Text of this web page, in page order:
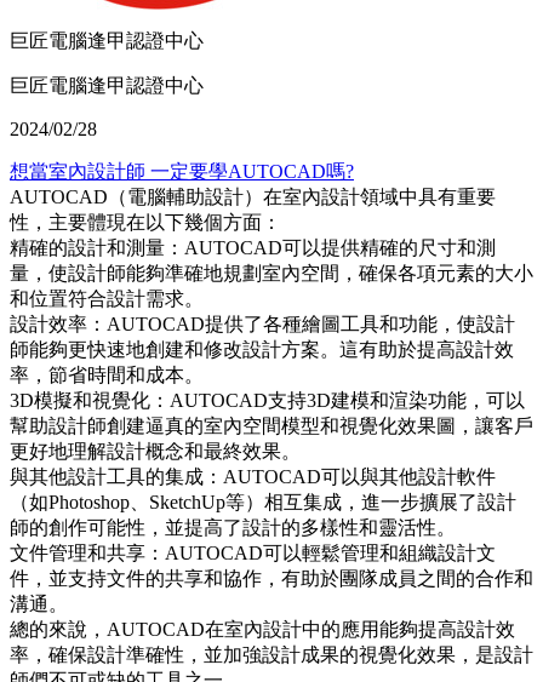
巨匠電腦逢甲認證中心
巨匠電腦逢甲認證中心
2024/02/28
想當室內設計師 一定要學AUTOCAD嗎?
AUTOCAD（電腦輔助設計）在室內設計領域中具有重要
性，主要體現在以下幾個方面：
精確的設計和測量：AUTOCAD可以提供精確的尺寸和測
量，使設計師能夠準確地規劃室內空間，確保各項元素的大小
和位置符合設計需求。
設計效率：AUTOCAD提供了各種繪圖工具和功能，使設計
師能夠更快速地創建和修改設計方案。這有助於提高設計效
率，節省時間和成本。
3D模擬和視覺化：AUTOCAD支持3D建模和渲染功能，可以
幫助設計師創建逼真的室內空間模型和視覺化效果圖，讓客戶
更好地理解設計概念和最終效果。
與其他設計工具的集成：AUTOCAD可以與其他設計軟件
（如Photoshop、SketchUp等）相互集成，進一步擴展了設計
師的創作可能性，並提高了設計的多樣性和靈活性。
文件管理和共享：AUTOCAD可以輕鬆管理和組織設計文
件，並支持文件的共享和協作，有助於團隊成員之間的合作和
溝通。
總的來說，AUTOCAD在室內設計中的應用能夠提高設計效
率，確保設計準確性，並加強設計成果的視覺化效果，是設計